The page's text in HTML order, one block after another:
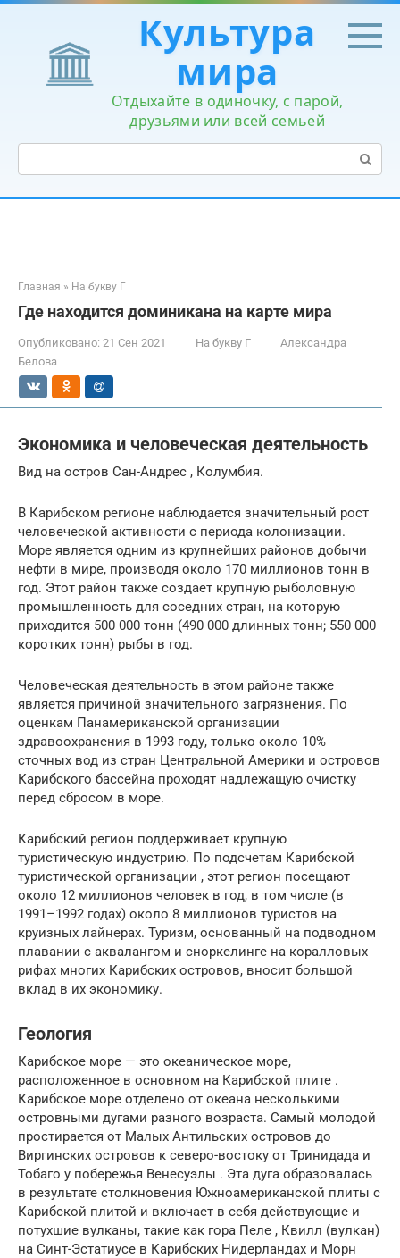
Перейти
контенту
Культура
мира
Отдыхайте в одиночку, с парой,
друзьями или всей семьей
Поиск:
Главная » На букву Г
Где находится доминикана на карте мира
Опубликовано: 21 Сен 2021 На букву Г
Александра
Белова
Экономика и человеческая деятельность
Вид на остров Сан-Андрес , Колумбия.
В Карибском регионе наблюдается значительный рост
человеческой активности с периода колонизации.
Море является одним из крупнейших районов добычи
нефти в мире, производя около 170 миллионов тонн в
год. Этот район также создает крупную рыболовную
промышленность для соседних стран, на которую
приходится 500 000 тонн (490 000 длинных тонн; 550 000
коротких тонн) рыбы в год.
Человеческая деятельность в этом районе также
является причиной значительного загрязнения. По
оценкам Панамериканской организации
здравоохранения в 1993 году, только около 10%
сточных вод из стран Центральной Америки и островов
Карибского бассейна проходят надлежащую очистку
перед сбросом в море.
Карибский регион поддерживает крупную
туристическую индустрию. По подсчетам Карибской
туристической организации , этот регион посещают
около 12 миллионов человек в год, в том числе (в
1991–1992 годах) около 8 миллионов туристов на
круизных лайнерах. Туризм, основанный на подводном
плавании с аквалангом и сноркелинге на коралловых
рифах многих Карибских островов, вносит большой
вклад в их экономику.
Геология
Карибское море — это океаническое море,
расположенное в основном на Карибской плите .
Карибское море отделено от океана несколькими
островными дугами разного возраста. Самый молодой
простирается от Малых Антильских островов до
Виргинских островов к северо-востоку от Тринидада и
Тобаго у побережья Венесуэлы . Эта дуга образовалась
в результате столкновения Южноамериканской плиты с
Карибской плитой и включает в себя действующие и
потухшие вулканы, такие как гора Пеле , Квилл (вулкан)
на Синт-Эстатиусе в Карибских Нидерландах и Морн